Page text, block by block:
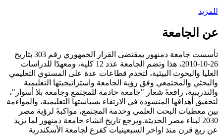
للمزيد
عن الجامعة
تأسست جامعة دمنهور بمقتضى القرار الجمهوري رقم 303 بتاريخ
26-10-2010، هذا وتضم الجامعة عدد 12 كلية، ومعهدًا للدراسات
العليا والبحوث البيئية، لتخدم قطاعات عدة على المستوي التعليمي
والبحثي والمجتمعي وفق رؤية الجامعة واستراتيجيتها التعليمية
والتدريبية، رافعةً شعار "جامعة خادمة للمجتمع وجامعة بلا أسوار"،
لتحقيق أهدافها المنشودة في الارتقاء بسياستها التعليمية، والمواءمة
بين معطيات البحث العلمي وخدمة المجتمع، مواكبةً لرؤية مصر
2030 لبناء مصر الحديثة.ويرجع تاريخ انشاء جامعة دمنهور لما يزيد
عن ربع قرن منذ اواخر السبعينيات كفرع لجامعة الأسكندرية